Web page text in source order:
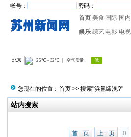
帐号： 密码：
首页 美食 国际 国内
娱乐 综艺 电影 电视
您现在的位置： 首页 >> 搜索"浜氳繍浼?"
站内搜索
首 页 上一页 0